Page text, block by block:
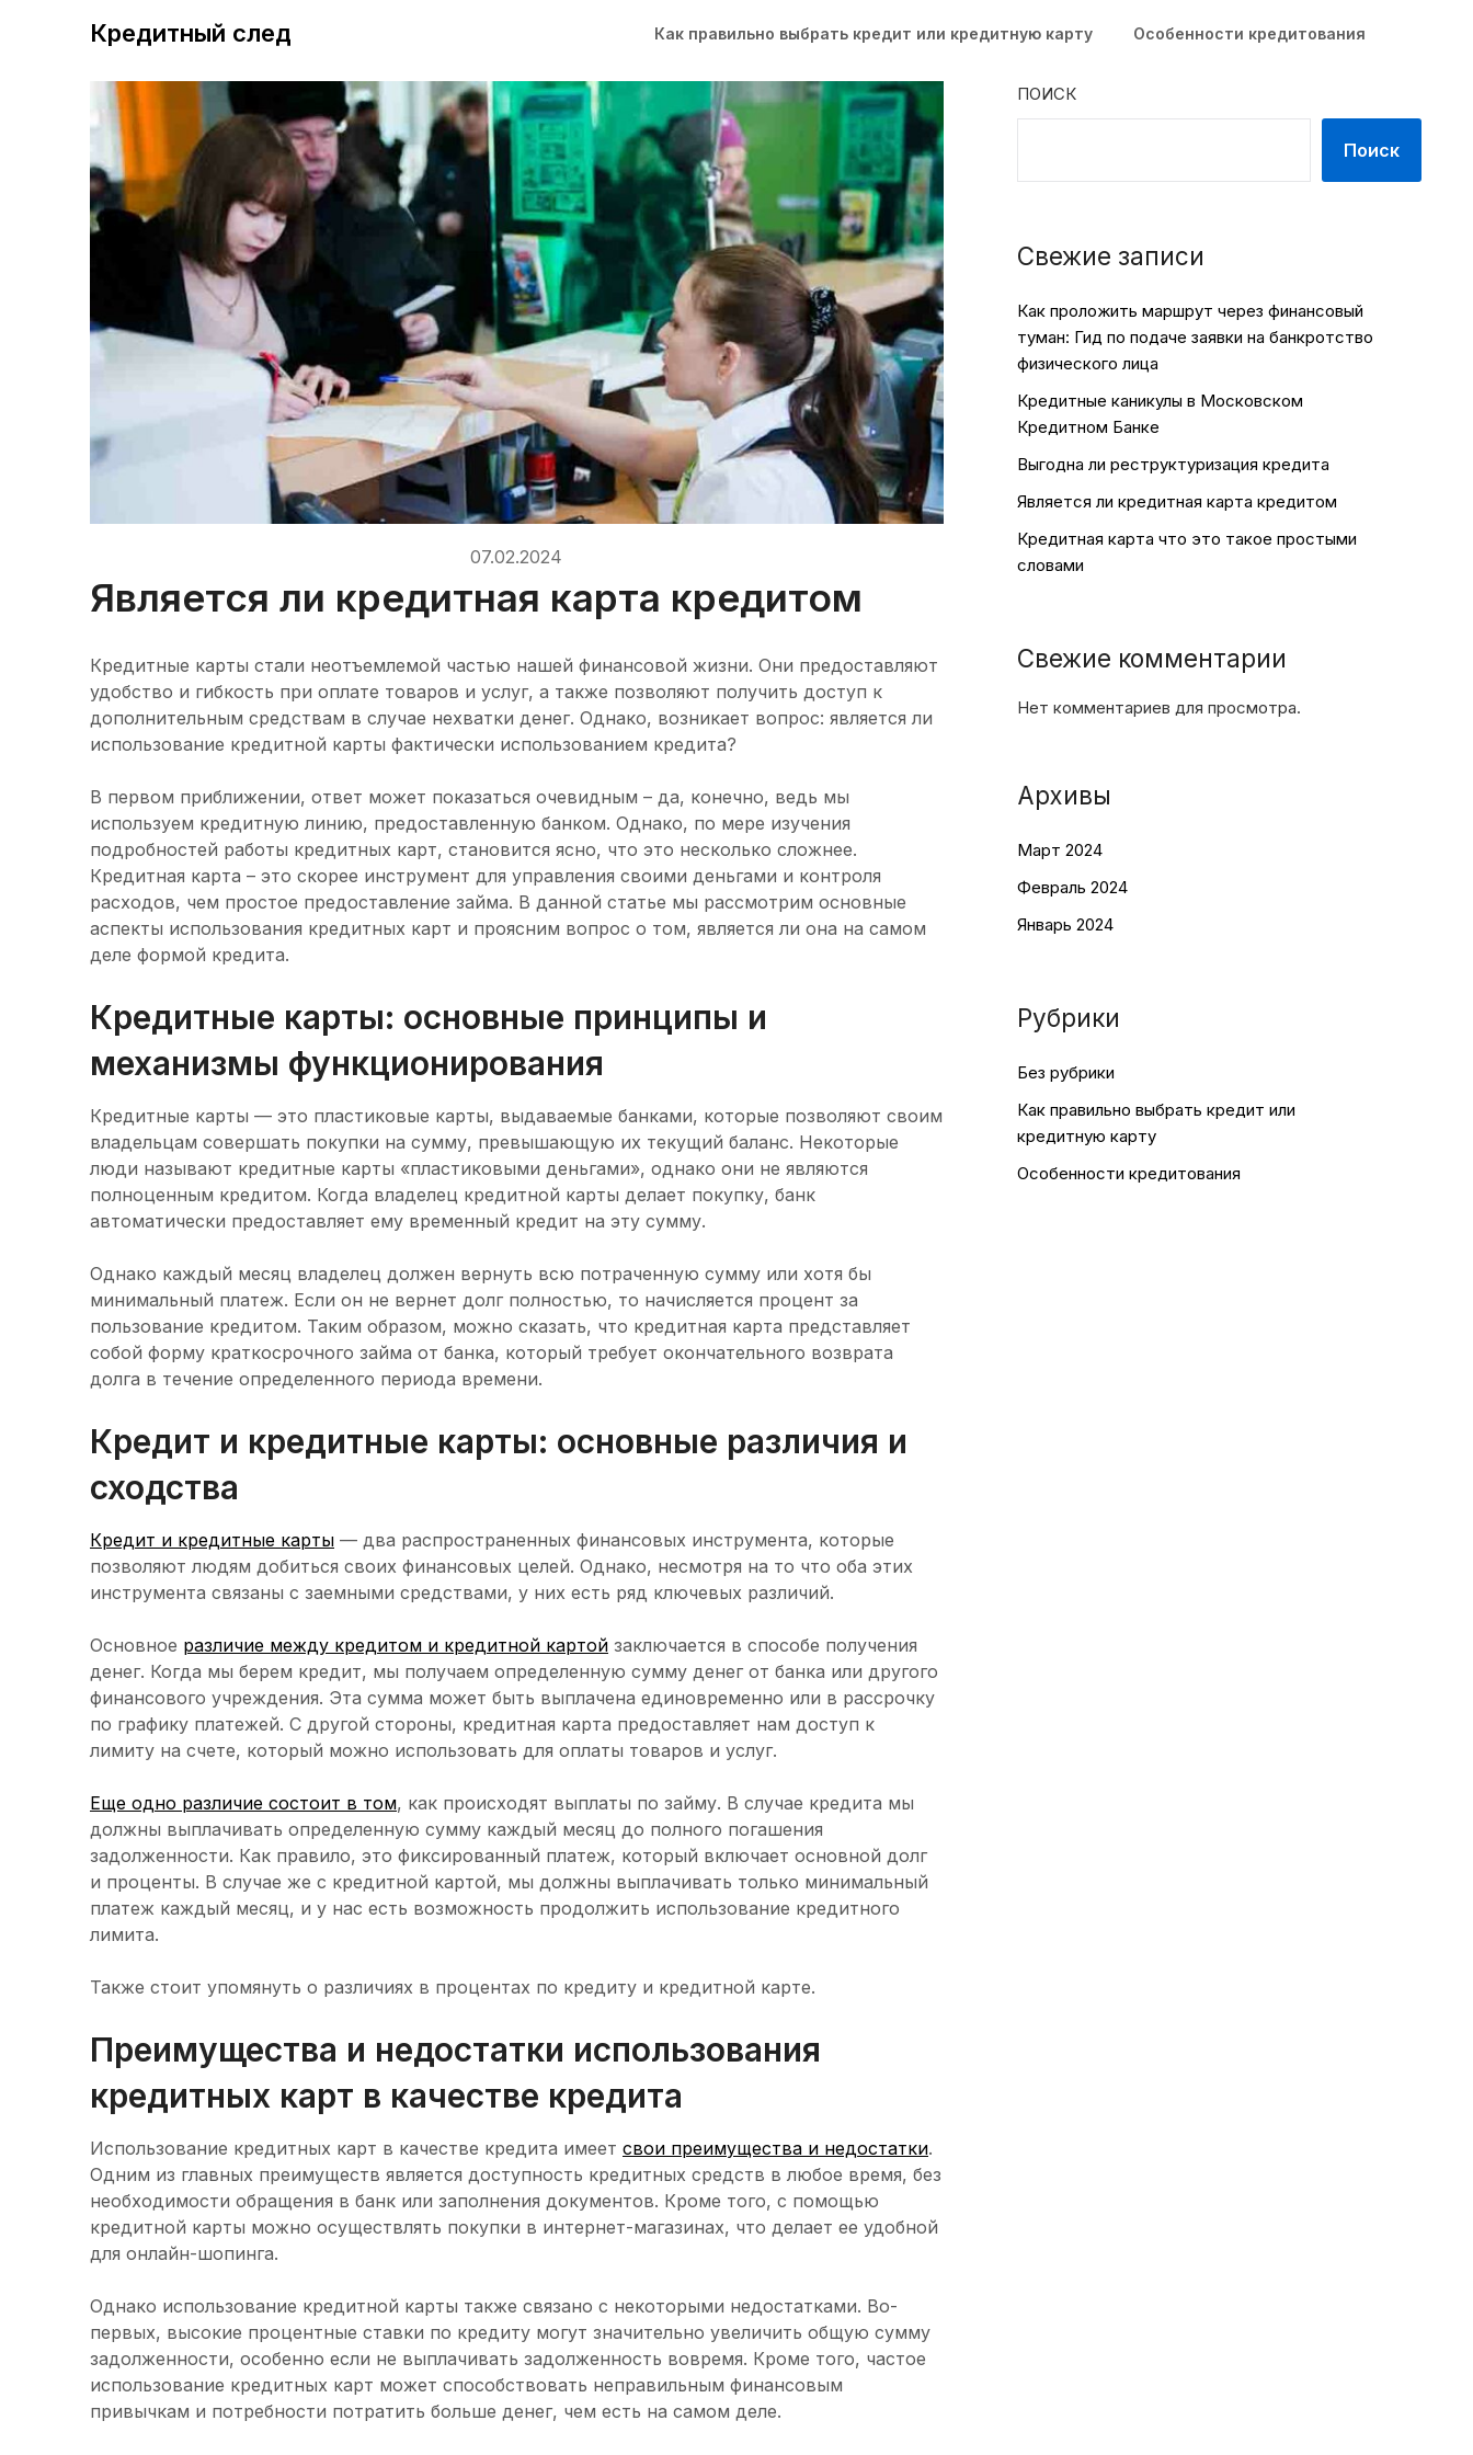
Кредитный след Как правильно выбрать кредит или кредитную карту Особенности кредитования
07.02.2024
Является ли кредитная карта кредитом
Кредитные карты стали неотъемлемой частью нашей финансовой жизни. Они предоставляют
удобство и гибкость при оплате товаров и услуг, а также позволяют получить доступ к
дополнительным средствам в случае нехватки денег. Однако, возникает вопрос: является ли
использование кредитной карты фактически использованием кредита?
В первом приближении, ответ может показаться очевидным – да, конечно, ведь мы
используем кредитную линию, предоставленную банком. Однако, по мере изучения
подробностей работы кредитных карт, становится ясно, что это несколько сложнее.
Кредитная карта – это скорее инструмент для управления своими деньгами и контроля
расходов, чем простое предоставление займа. В данной статье мы рассмотрим основные
аспекты использования кредитных карт и проясним вопрос о том, является ли она на самом
деле формой кредита.
Кредитные карты: основные принципы и
механизмы функционирования
Кредитные карты — это пластиковые карты, выдаваемые банками, которые позволяют своим
владельцам совершать покупки на сумму, превышающую их текущий баланс. Некоторые
люди называют кредитные карты «пластиковыми деньгами», однако они не являются
полноценным кредитом. Когда владелец кредитной карты делает покупку, банк
автоматически предоставляет ему временный кредит на эту сумму.
Однако каждый месяц владелец должен вернуть всю потраченную сумму или хотя бы
минимальный платеж. Если он не вернет долг полностью, то начисляется процент за
пользование кредитом. Таким образом, можно сказать, что кредитная карта представляет
собой форму краткосрочного займа от банка, который требует окончательного возврата
долга в течение определенного периода времени.
Кредит и кредитные карты: основные различия и
сходства
Кредит и кредитные карты — два распространенных финансовых инструмента, которые
позволяют людям добиться своих финансовых целей. Однако, несмотря на то что оба этих
инструмента связаны с заемными средствами, у них есть ряд ключевых различий.
Основное различие между кредитом и кредитной картой заключается в способе получения
денег. Когда мы берем кредит, мы получаем определенную сумму денег от банка или другого
финансового учреждения. Эта сумма может быть выплачена единовременно или в рассрочку
по графику платежей. С другой стороны, кредитная карта предоставляет нам доступ к
лимиту на счете, который можно использовать для оплаты товаров и услуг.
Еще одно различие состоит в том, как происходят выплаты по займу. В случае кредита мы
должны выплачивать определенную сумму каждый месяц до полного погашения
задолженности. Как правило, это фиксированный платеж, который включает основной долг
и проценты. В случае же с кредитной картой, мы должны выплачивать только минимальный
платеж каждый месяц, и у нас есть возможность продолжить использование кредитного
лимита.
Также стоит упомянуть о различиях в процентах по кредиту и кредитной карте.
Преимущества и недостатки использования
кредитных карт в качестве кредита
Использование кредитных карт в качестве кредита имеет свои преимущества и недостатки.
Одним из главных преимуществ является доступность кредитных средств в любое время, без
необходимости обращения в банк или заполнения документов. Кроме того, с помощью
кредитной карты можно осуществлять покупки в интернет-магазинах, что делает ее удобной
для онлайн-шопинга.
Однако использование кредитной карты также связано с некоторыми недостатками. Во-
первых, высокие процентные ставки по кредиту могут значительно увеличить общую сумму
задолженности, особенно если не выплачивать задолженность вовремя. Кроме того, частое
использование кредитных карт может способствовать неправильным финансовым
привычкам и потребности потратить больше денег, чем есть на самом деле.
ПОИСК
Поиск
Свежие записи
Как проложить маршрут через финансовый
туман: Гид по подаче заявки на банкротство
физического лица
Кредитные каникулы в Московском
Кредитном Банке
Выгодна ли реструктуризация кредита
Является ли кредитная карта кредитом
Кредитная карта что это такое простыми
словами
Свежие комментарии
Нет комментариев для просмотра.
Архивы
Март 2024
Февраль 2024
Январь 2024
Рубрики
Без рубрики
Как правильно выбрать кредит или
кредитную карту
Особенности кредитования